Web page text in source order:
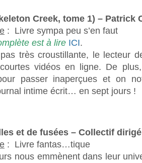
Creek, tome 1) – Patrick
: Livre sympa peu s’en faut
est à lire ICI.
pas très croustillante, le lecteur
vidéos en ligne. De
passer inaperçues et on
intime écrit… en sept jours !
et de fusées – Collectif
: Livre fantas…tique
nous emmènent dans leur